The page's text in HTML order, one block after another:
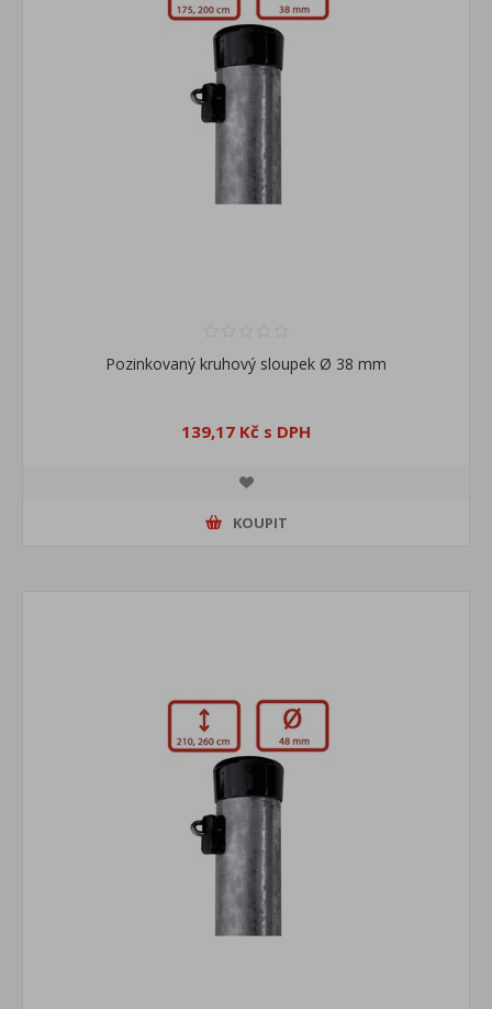
Pozinkovaný kruhový sloupek Ø 38 mm
139,17 Kč s DPH
KOUPIT